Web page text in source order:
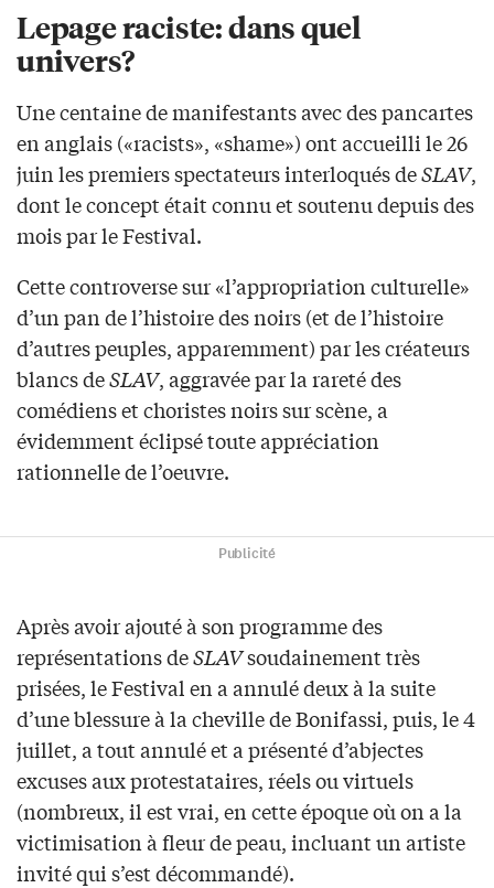
Lepage raciste: dans quel
univers?
Une centaine de manifestants avec des pancartes
en anglais («racists», «shame») ont accueilli le 26
juin les premiers spectateurs interloqués deSLAV,
dont le concept était connu et soutenu depuis des
mois par le Festival.
Cette controverse sur «l’appropriation culturelle»
d’un pan de l’histoire des noirs (et de l’histoire
d’autres peuples, apparemment) par les créateurs
blancs deSLAV, aggravée par la rareté des
comédiens et choristes noirs sur scène, a
évidemment éclipsé toute appréciation
rationnelle de l’oeuvre.
Publicité
Après avoir ajouté à son programme des
représentations deSLAVsoudainement très
prisées, le Festival en a annulé deux à la suite
d’une blessure à la cheville de Bonifassi, puis, le 4
juillet, a tout annulé et a présenté d’abjectes
excuses aux protestataires, réels ou virtuels
(nombreux, il est vrai, en cette époque où on a la
victimisation à fleur de peau, incluant un artiste
invité qui s’est décommandé).